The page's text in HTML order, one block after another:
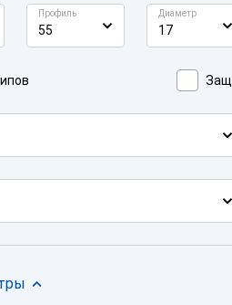
Профиль
55
Диаметр
17